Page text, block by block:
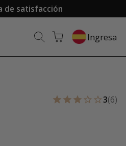
de satisfacción
Ingresa
3(6)